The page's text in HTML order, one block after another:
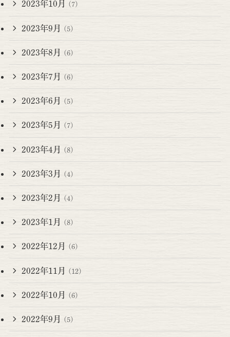
2023年10月 (7)
2023年9月 (5)
2023年8月 (6)
2023年7月 (6)
2023年6月 (5)
2023年5月 (7)
2023年4月 (8)
2023年3月 (4)
2023年2月 (4)
2023年1月 (8)
2022年12月 (6)
2022年11月 (12)
2022年10月 (6)
2022年9月 (5)